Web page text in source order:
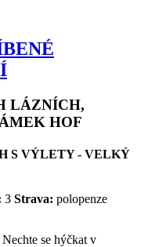
LÁZNÍCH,
S VÝLETY - VELKÝ